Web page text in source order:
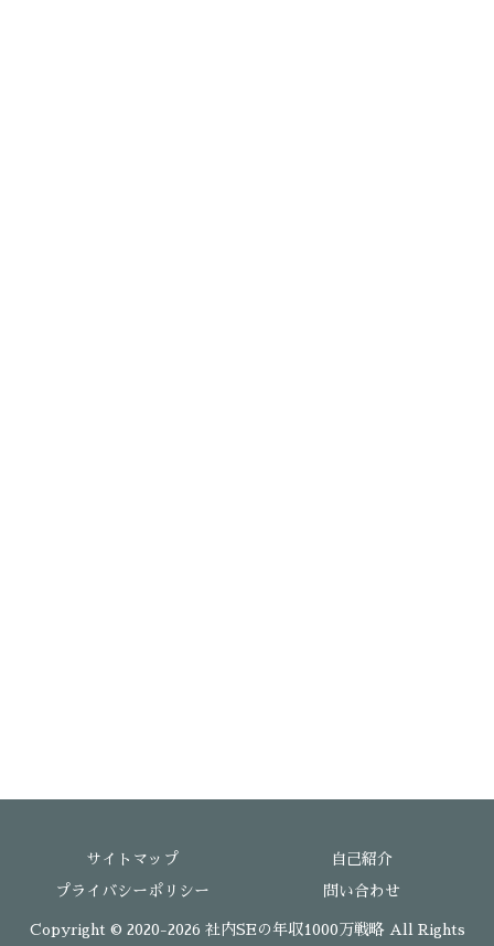
サイトマップ 自己紹介
プライバシーポリシー 問い合わせ
Copyright © 2020-2026 社内SEの年収1000万戦略 All Rights